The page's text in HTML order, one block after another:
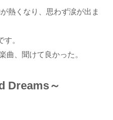
熱くなり、思わず涙が出ま
。
曲、聞けて良かった。
Dreams～